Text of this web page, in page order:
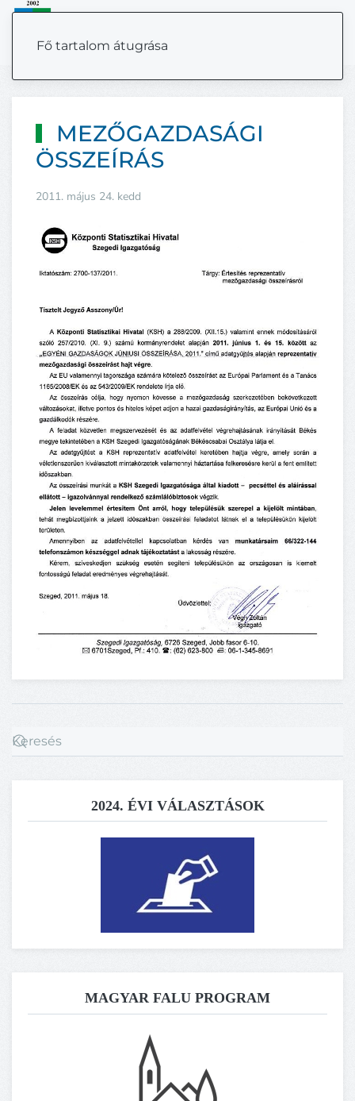
Fő tartalom átugrása
MEZŐGAZDASÁGI
ÖSSZEÍRÁS
2011. május 24. kedd
2024. ÉVI VÁLASZTÁSOK
MAGYAR FALU PROGRAM